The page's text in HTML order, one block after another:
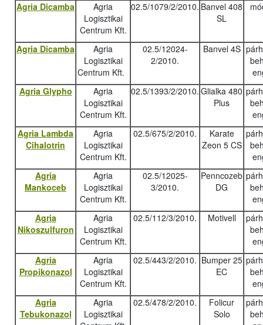
Agria Dicamba
Agria
Logisztikai
Centrum Kft.
02.5/1079/2/2010. Banvel 408
SL
Agria Dicamba
Agria
Logisztikai
Centrum Kft.
02.5/12024-
2/2010.
Banvel 4S
Agria Glypho
Agria
Logisztikai
Centrum Kft.
02.5/1393/2/2010. Glialka 480
Plus
Agria Lambda
Cihalotrin
Agria
Logisztikai
Centrum Kft.
02.5/675/2/2010.
Karate
Zeon 5 CS
Agria
Mankoceb
Agria
Logisztikai
Centrum Kft.
02.5/12025-
3/2010.
Penncozeb
DG
Agria
Nikoszulfuron
Agria
Logisztikai
Centrum Kft.
02.5/112/3/2010. Motivell
Agria
Propikonazol
Agria
Logisztikai
Centrum Kft.
02.5/443/2/2010. Bumper 25
EC
Agria
Tebukonazol
Agria
Logisztikai
02.5/478/2/2010.
Folicur
Solo